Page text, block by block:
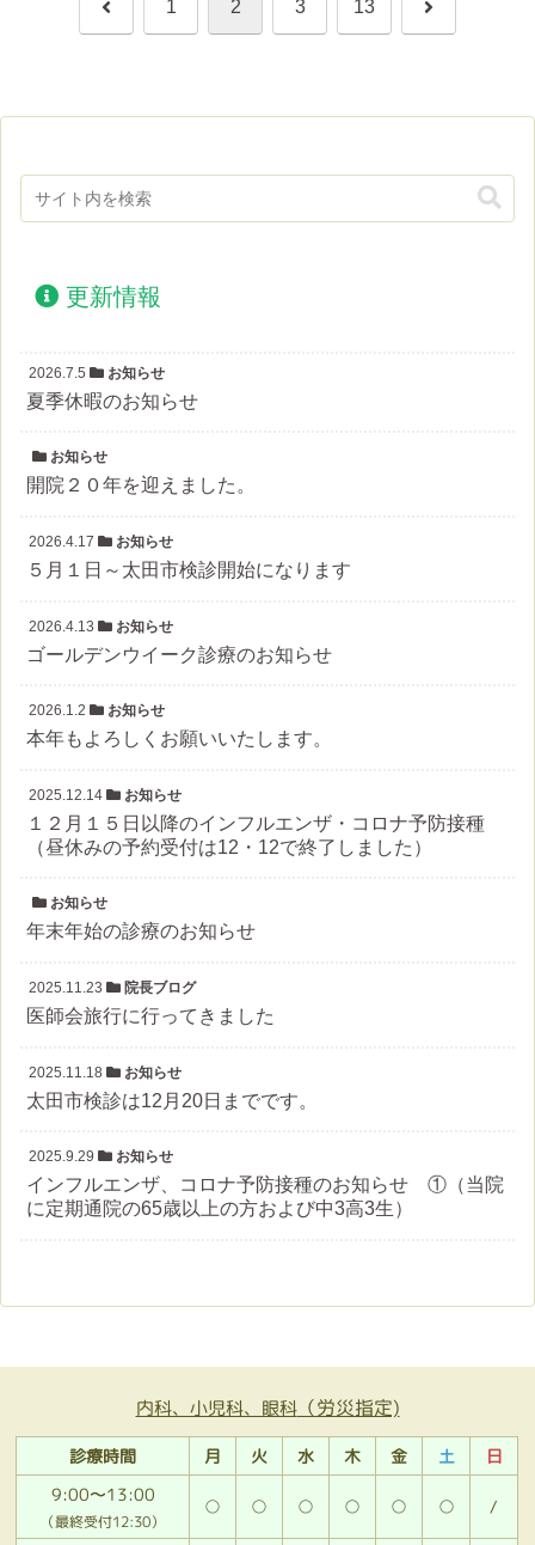
前 1 2 3 13 次
更新情報
2026.7.5 お知らせ
夏季休暇のお知らせ
お知らせ
開院２０年を迎えました。
2026.4.17 お知らせ
５月１日～太田市検診開始になります
2026.4.13 お知らせ
ゴールデンウイーク診療のお知らせ
2026.1.2 お知らせ
本年もよろしくお願いいたします。
2025.12.14 お知らせ
１２月１５日以降のインフルエンザ・コロナ予防接種
（昼休みの予約受付は12・12で終了しました）
お知らせ
年末年始の診療のお知らせ
2025.11.23 院長ブログ
医師会旅行に行ってきました
2025.11.18 お知らせ
太田市検診は12月20日までです。
2025.9.29 お知らせ
インフルエンザ、コロナ予防接種のお知らせ ①（当院
に定期通院の65歳以上の方および中3高3生）
内科、小児科、眼科（労災指定)
診療時間 月 火 水 木 金 土
日
9:00〜13:00
（最終受付12:30）
○ ○ ○ ○ ○ ○ /